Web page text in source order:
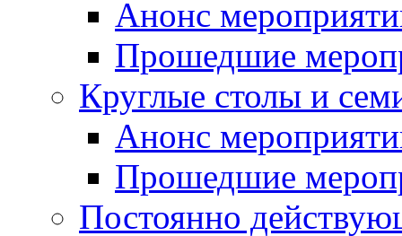
Анонс
Прошедшие
Круглые столы и
Анонс
Прошедшие
Постоянно